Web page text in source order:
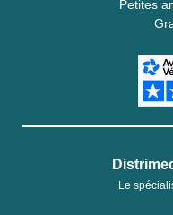
Petites
Le